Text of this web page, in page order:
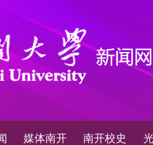
媒体南开 南开校史